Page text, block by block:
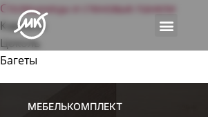
Столешницы и стеновые панели
Каркасы
Цоколь
Багеты
МЕБЕЛЬКОМПЛЕКТ